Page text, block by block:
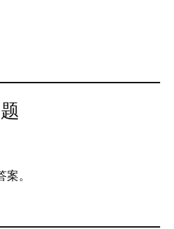
。